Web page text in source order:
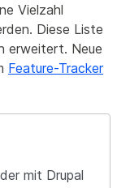
Vielzahl
Diese Liste
erweitert. Neue
Feature-Tracker
mit Drupal